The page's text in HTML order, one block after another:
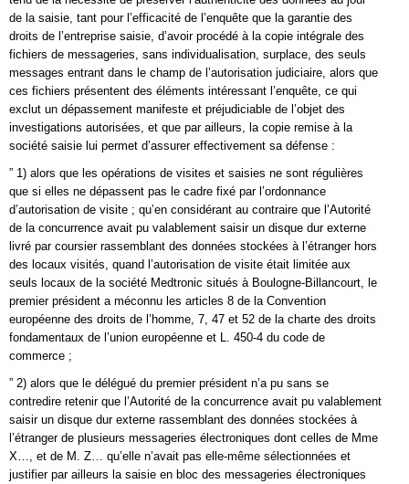
de la saisie, tant pour l’efficacité de l’enquête que la garantie des
droits de l’entreprise saisie, d’avoir procédé à la copie intégrale des
fichiers de messageries, sans individualisation, surplace, des seuls
messages entrant dans le champ de l’autorisation judiciaire, alors que
ces fichiers présentent des éléments intéressant l’enquête, ce qui
exclut un dépassement manifeste et préjudiciable de l’objet des
investigations autorisées, et que par ailleurs, la copie remise à la
société saisie lui permet d’assurer effectivement sa défense :
” 1) alors que les opérations de visites et saisies ne sont régulières
que si elles ne dépassent pas le cadre fixé par l’ordonnance
d’autorisation de visite ; qu’en considérant au contraire que l’Autorité
de la concurrence avait pu valablement saisir un disque dur externe
livré par coursier rassemblant des données stockées à l’étranger hors
des locaux visités, quand l’autorisation de visite était limitée aux
seuls locaux de la société Medtronic situés à Boulogne-Billancourt, le
premier président a méconnu les articles 8 de la Convention
européenne des droits de l’homme, 7, 47 et 52 de la charte des droits
fondamentaux de l’union européenne et L. 450-4 du code de
commerce ;
” 2) alors que le délégué du premier président n’a pu sans se
contredire retenir que l’Autorité de la concurrence avait pu valablement
saisir un disque dur externe rassemblant des données stockées à
l’étranger de plusieurs messageries électroniques dont celles de Mme
X…, et de M. Z… qu’elle n’avait pas elle-même sélectionnées et
justifier par ailleurs la saisie en bloc des messageries électroniques